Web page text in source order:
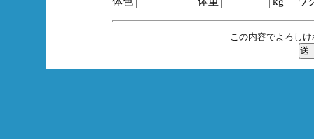
この内容でよろし